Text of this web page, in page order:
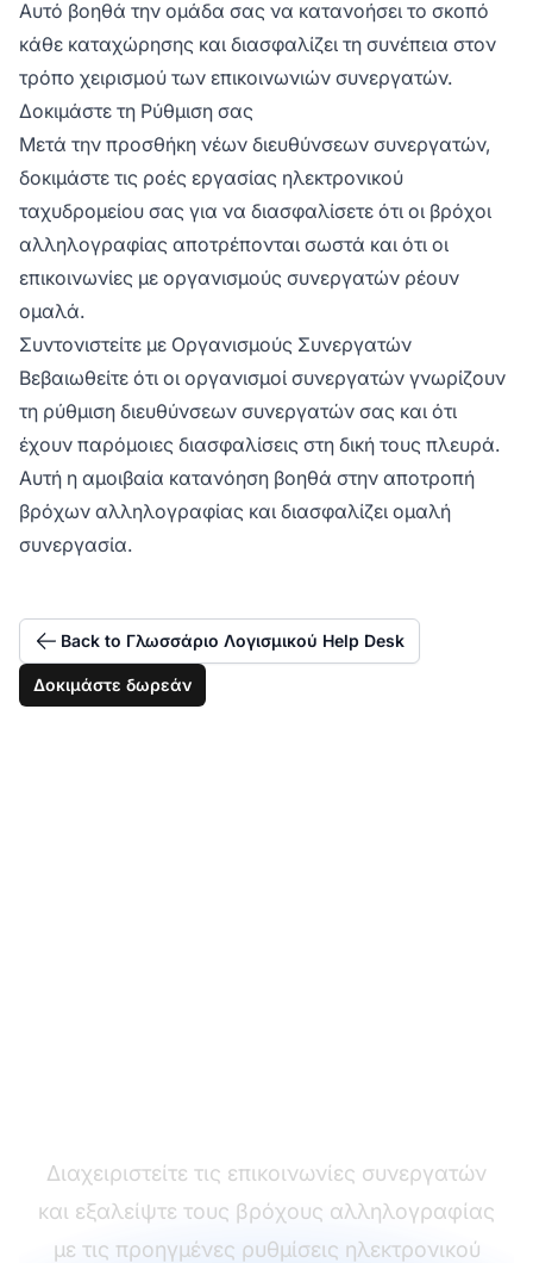
Αυτό βοηθά την ομάδα σας να κατανοήσει το σκοπό
κάθε καταχώρησης και διασφαλίζει τη συνέπεια στον
τρόπο χειρισμού των επικοινωνιών συνεργατών.
Δοκιμάστε τη Ρύθμιση σας
Μετά την προσθήκη νέων διευθύνσεων συνεργατών,
δοκιμάστε τις ροές εργασίας ηλεκτρονικού
ταχυδρομείου σας για να διασφαλίσετε ότι οι βρόχοι
αλληλογραφίας αποτρέπονται σωστά και ότι οι
επικοινωνίες με οργανισμούς συνεργατών ρέουν
ομαλά.
Συντονιστείτε με Οργανισμούς Συνεργατών
Βεβαιωθείτε ότι οι οργανισμοί συνεργατών γνωρίζουν
τη ρύθμιση διευθύνσεων συνεργατών σας και ότι
έχουν παρόμοιες διασφαλίσεις στη δική τους πλευρά.
Αυτή η αμοιβαία κατανόηση βοηθά στην αποτροπή
βρόχων αλληλογραφίας και διασφαλίζει ομαλή
συνεργασία.
Back to Γλωσσάριο Λογισμικού Help Desk
Δοκιμάστε δωρεάν
Διαχειριστείτε τις επικοινωνίες συνεργατών
και εξαλείψτε τους βρόχους αλληλογραφίας
με τις προηγμένες ρυθμίσεις ηλεκτρονικού